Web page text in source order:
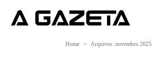
Home Arquivos: novembro 2025